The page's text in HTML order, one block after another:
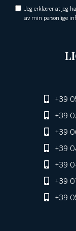
Jeg erklærer at jeg
av min personlige
+39
+39
+39
+39
+39
+39
+39